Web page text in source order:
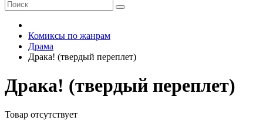
Комиксы по жанрам
Драма
Драка! (твердый переплет)
Драка! (твердый переплет)
Товар отсутствует